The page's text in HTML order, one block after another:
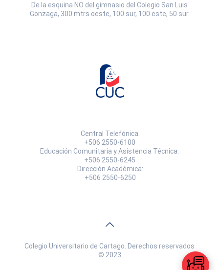
De la esquina NO del gimnasio del Colegio San Luis
Gonzaga, 300 mtrs oeste, 100 sur, 100 este, 50 sur.
Central Telefónica:
+506 2550-6100
Educación Comunitaria y Asistencia Técnica:
+506 2550-6245
Dirección Académica:
+506 2550-6250
Colegio Universitario de Cartago. Derechos reservados
© 2023